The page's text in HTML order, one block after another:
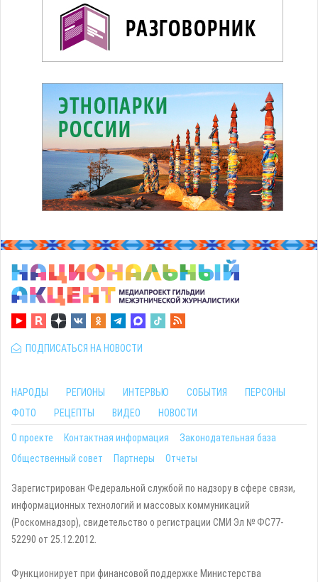
ПОДПИСАТЬСЯ НА НОВОСТИ
НАРОДЫ РЕГИОНЫ ИНТЕРВЬЮ СОБЫТИЯ
ПЕРСОНЫ
ФОТО
РЕЦЕПТЫ ВИДЕО НОВОСТИ
О проекте Контактная информация
Законодательная база
Общественный совет
Партнеры Отчеты
Зарегистрирован Федеральной службой по надзору в сфере связи,
информационных технологий и массовых коммуникаций
(Роскомнадзор), свидетельство о регистрации СМИ Эл № ФС77-
52290 от 25.12.2012.
Функционирует при финансовой поддержке Министерства